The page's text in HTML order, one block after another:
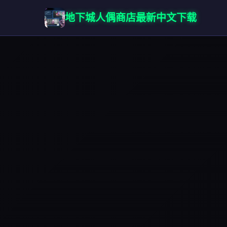
地下城人偶商店最新中文下载